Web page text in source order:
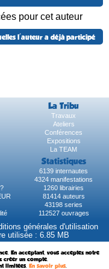
pour cet auteur
l'auteur a déjà participé
La Tribu
Travaux
Ateliers
Conférences
Expositions
La TEAM
Statistiques
6139 internautes
4324 manifestations
1260 librairies
81414 auteurs
43198 series
112527 ouvrages
générales d'utilisation
utilisée : 6.85 MB
En acceptant, vous acceptez notre
un compte.
limitées. En savoir plus.